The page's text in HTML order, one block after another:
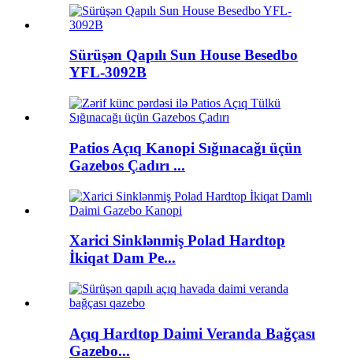
Sürüşən Qapılı Sun House Besedbo
YFL-3092B
Patios Açıq Kanopi Sığınacağı üçün
Gazebos Çadırı ...
Xarici Sinklənmiş Polad Hardtop
İkiqat Dam Pe...
Açıq Hardtop Daimi Veranda Bağçası
Gazebo...